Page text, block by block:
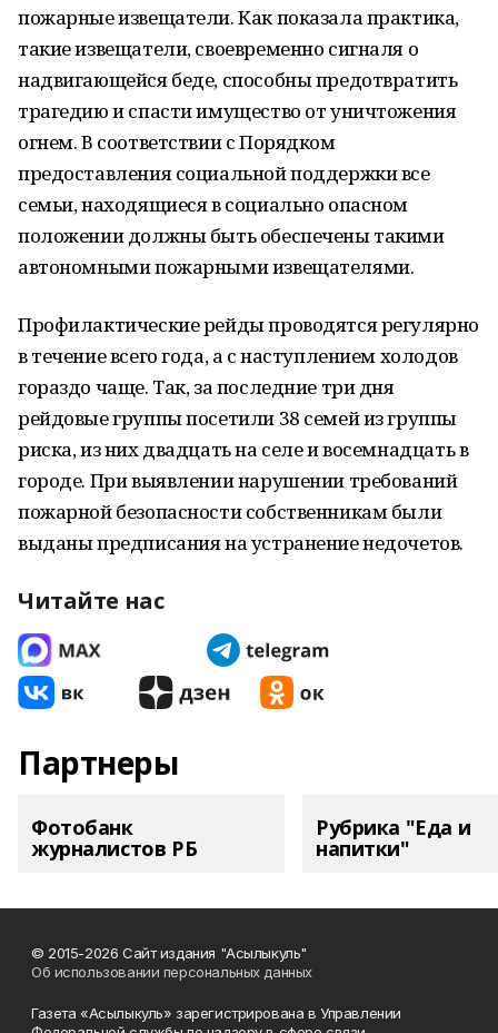
пожарные извещатели. Как показала практика,
такие извещатели, своевременно сигналя о
надвигающейся беде, способны предотвратить
трагедию и спасти имущество от уничтожения
огнем. В соответствии с Порядком
предоставления социальной поддержки все
семьи, находящиеся в социально опасном
положении должны быть обеспечены такими
автономными пожарными извещателями.
Профилактические рейды проводятся регулярно
в течение всего года, а с наступлением холодов
гораздо чаще. Так, за последние три дня
рейдовые группы посетили 38 семей из группы
риска, из них двадцать на селе и восемнадцать в
городе. При выявлении нарушении требований
пожарной безопасности собственникам были
выданы предписания на устранение недочетов.
Читайте нас
Партнеры
Фотобанк
журналистов РБ
Рубрика "Еда и
напитки"
© 2015-2026 Сайт издания "Асылыкуль"
Об использовании персональных данных
Газета «Асылыкуль» зарегистрирована в Управлении